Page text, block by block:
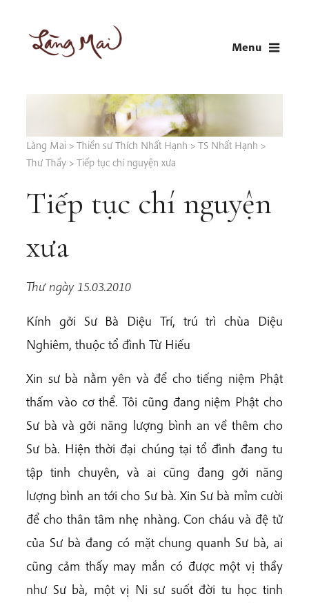
content
Menu
Làng Mai > Thiền sư Thích Nhất Hạnh > TS Nhất Hạnh >
Thư Thầy > Tiếp tục chí nguyện xưa
Tiếp tục chí nguyện
xưa
Thư ngày 15.03.2010
Kính gởi Sư Bà Diệu Trí, trú trì chùa Diệu
Nghiêm, thuộc tổ đình Từ Hiếu
Xin sư bà nằm yên và để cho tiếng niệm Phật
thấm vào cơ thể. Tôi cũng đang niệm Phật cho
Sư bà và gởi năng lượng bình an về thêm cho
Sư bà. Hiện thời đại chúng tại tổ đình đang tu
tập tinh chuyên, và ai cũng đang gởi năng
lượng bình an tới cho Sư bà. Xin Sư bà mỉm cười
để cho thân tâm nhẹ nhàng. Con cháu và đệ tử
của Sư bà đang có mặt chung quanh Sư bà, ai
cũng cảm thấy may mắn có được một vị thầy
như Sư bà, một vị Ni sư suốt đời tu học tinh